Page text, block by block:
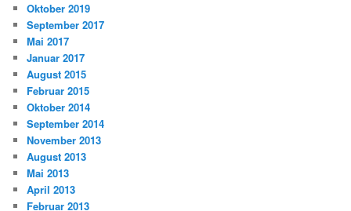
Oktober 2019
September 2017
Mai 2017
Januar 2017
August 2015
Februar 2015
Oktober 2014
September 2014
November 2013
August 2013
Mai 2013
April 2013
Februar 2013